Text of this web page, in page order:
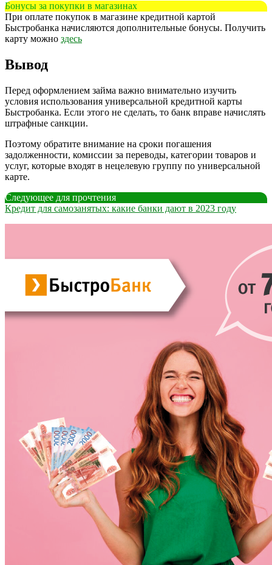
Бонусы за покупки в магазинах
При оплате покупок в магазине кредитной картой
Быстробанка начисляются дополнительные бонусы. Получить
карту можно здесь
Вывод
Перед оформлением займа важно внимательно изучить
условия использования универсальной кредитной карты
Быстробанка. Если этого не сделать, то банк вправе начислять
штрафные санкции.
Поэтому обратите внимание на сроки погашения
задолженности, комиссии за переводы, категории товаров и
услуг, которые входят в нецелевую группу по универсальной
карте.
Следующее для прочтения
Кредит для самозанятых: какие банки дают в 2023 году